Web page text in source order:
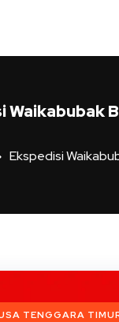
Waikabubak
Ekspedisi
TENGGARA